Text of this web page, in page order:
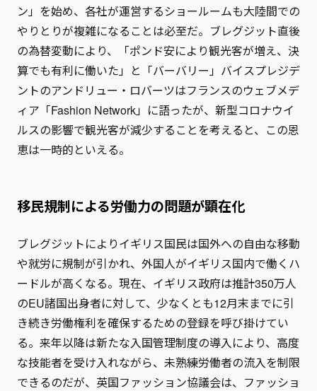
ン」を始め、各社が運営するショールームも大陸間での
やりとりが複雑になることは必至だ。ブレグジット直後
の為替変動により、「ポンド安により観光客が増え、決
算でも有利に働いた」と「バーバリー」バイスプレジデ
ントのアンドリュー・ロバーツはフランスのウェブメデ
ィア「Fashion Network」に語ったが、新型コロナウイ
ルスの影響で観光客が減少することを考えると、この恩
恵は一時的といえる。
移民規制による労働力の問題が顕在化
ブレグジットによりイギリス国民は国外への自由な移動
や就労に規制が引かれ、外国人がイギリス国内で働くハ
ードルが高くなる。現在、イギリス政府は推計350万人
のEU諸国出身者に対して、少なくとも12月末までに引
き続き労働権利を確保するための登録を呼び掛けてい
る。来年以降は新たな入国管理制度の導入により、高度
な技能者を受け入れながら、未熟練労働者の流入を制限
できるのだが、英国ファッション協議会は、ファッショ